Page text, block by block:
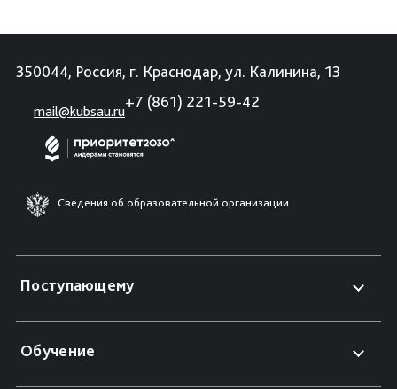
350044, Россия, г. Краснодар, ул. Калинина, 13
mail@kubsau.ru
+7 (861) 221-59-42
Сведения об образовательной организации
Поступающему
Обучение